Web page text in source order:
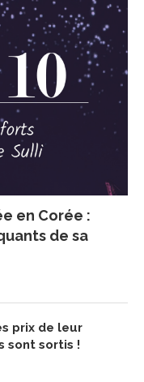
en Corée :
de sa
prix de leur
sont sortis !